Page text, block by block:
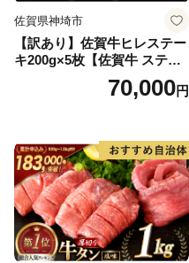
佐賀県神埼市
【訳あり】佐賀牛ヒレステー
キ200g×5枚【佐賀牛 ステー
キ ブランド肉 ヒレ肉 フィレ
肉 ジューシー ヘルシー】(H0
70,000円